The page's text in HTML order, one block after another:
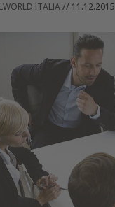
ITALIA// 11.12.2015